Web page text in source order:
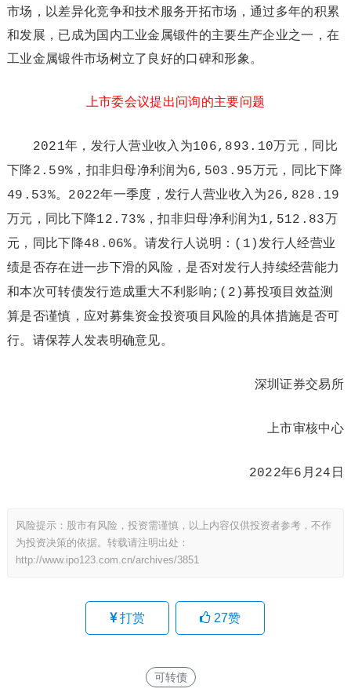
市场，以差异化竞争和技术服务开拓市场，通过多年的积累
和发展，已成为国内工业金属锻件的主要生产企业之一，在
工业金属锻件市场树立了良好的口碑和形象。
上市委会议提出问询的主要问题
2021年，发行人营业收入为106,893.10万元，同比
下降2.59%，扣非归母净利润为6,503.95万元，同比下降
49.53%。2022年一季度，发行人营业收入为26,828.19
万元，同比下降12.73%，扣非归母净利润为1,512.83万
元，同比下降48.06%。请发行人说明：(1)发行人经营业
绩是否存在进一步下滑的风险，是否对发行人持续经营能力
和本次可转债发行造成重大不利影响;(2)募投项目效益测
算是否谨慎，应对募集资金投资项目风险的具体措施是否可
行。请保荐人发表明确意见。
深圳证券交易所
上市审核中心
2022年6月24日
风险提示：股市有风险，投资需谨慎，以上内容仅供投资者参考，不作
为投资决策的依据。转载请注明出处：
http://www.ipo123.com.cn/archives/3851
打赏 27赞
可转债